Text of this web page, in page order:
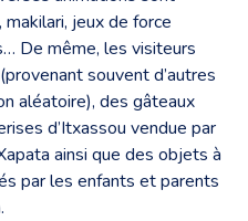
jeux de force
De même, les visiteurs
souvent d’autres
aléatoire), des gâteaux
d’Itxassou vendue par
ainsi que des objets à
par les enfants et parents